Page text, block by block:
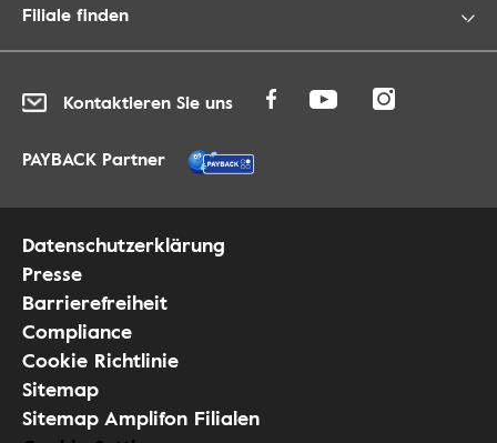
Filiale finden
Kontaktieren Sie uns
PAYBACK Partner
Datenschutzerklärung
Presse
Barrierefreiheit
Compliance
Cookie Richtlinie
Sitemap
Sitemap Amplifon Filialen